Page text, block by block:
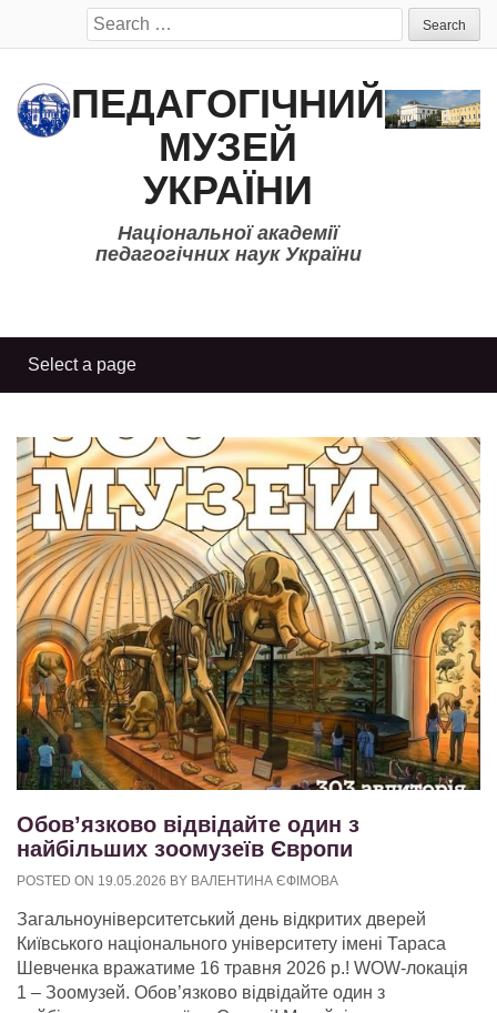
Search
for:
ПЕДАГОГІЧНИЙ
МУЗЕЙ
УКРАЇНИ
Національної академії
педагогічних наук України
Обов’язково відвідайте один з
найбільших зоомузеїв Європи
POSTED ON 19.05.2026 BY ВАЛЕНТИНА ЄФІМОВА
Загальноуніверситетський день відкритих дверей
Київського національного університету імені Тараса
Шевченка вражатиме 16 травня 2026 р.! WOW-локація
1 – Зоомузей. Обов’язково відвідайте один з